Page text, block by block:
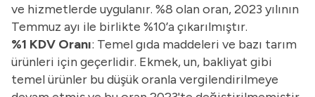
ve hizmetlerde uygulanır. %8 olan oran, 2023 yılının
Temmuz ayı ile birlikte %10’a çıkarılmıştır.
%1 KDV Oranı: Temel gıda maddeleri ve bazı tarım
ürünleri için geçerlidir. Ekmek, un, bakliyat gibi
temel ürünler bu düşük oranla vergilendirilmeye